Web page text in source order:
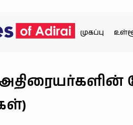
முகப்பு